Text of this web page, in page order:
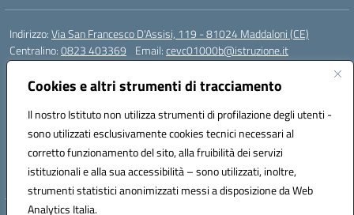
Cookies e altri strumenti di tracciamento
Il nostro Istituto non utilizza strumenti di profilazione degli utenti -
sono utilizzati esclusivamente cookies tecnici necessari al
corretto funzionamento del sito, alla fruibilità dei servizi
istituzionali e alla sua accessibilità – sono utilizzati, inoltre,
strumenti statistici anonimizzati messi a disposizione da Web
Analytics Italia.
Indirizzo:Via San Francesco D'Assisi, 119 - 81024 Maddaloni (CE)
Centralino:0823 403369 Email:cevc01000b@istruzione.it
Posta elettronica certificata (PEC):
Codice fiscale: 80004990612 (Convitto) - 93044680614 (Scuole
Annesse)
Codice meccanografico:CEVC01000B
Codice Indice delle Pubbliche Amministrazioni (IPA): istsc_cevc01000b
Codice unico di fatturazione (CUF): ZUT1RT